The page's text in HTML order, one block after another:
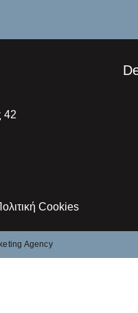
42
Cookies
Agency